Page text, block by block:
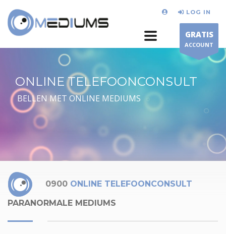
LOG IN
GRATIS
ACCOUNT
ONLINE TELEFOONCONSULT
BELLEN MET ONLINE MEDIUMS
0900 ONLINE TELEFOONCONSULT
PARANORMALE MEDIUMS